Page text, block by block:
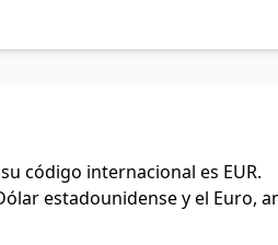
código internacional es EUR.
estadounidense y el Euro,